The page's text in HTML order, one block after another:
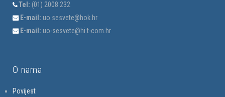
Tel: (01) 2008 232
E-mail: uo.sesvete@hok.hr
E-mail: uo-sesvete@hi.t-com.hr
O nama
Povijest